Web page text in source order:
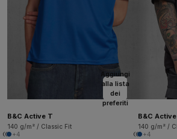
Aggiungi
alla lista
dei
preferiti
B&C Active T
140 g/m² / Classic Fit
+4
B&C
140 g/m² /
+4